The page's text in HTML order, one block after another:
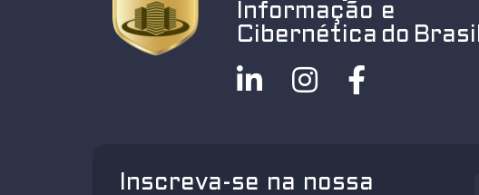
Informação e
Cibernética do Brasil
Inscreva-se na nossa